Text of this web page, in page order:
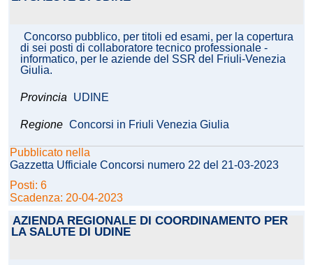
Concorso pubblico, per titoli ed esami, per la copertura
di sei posti di collaboratore tecnico professionale -
informatico, per le aziende del SSR del Friuli-Venezia
Giulia.
Provincia UDINE
Regione Concorsi in Friuli Venezia Giulia
Pubblicato nella
Gazzetta Ufficiale Concorsi numero 22 del 21-03-2023
Posti: 6
Scadenza: 20-04-2023
AZIENDA REGIONALE DI COORDINAMENTO PER
LA SALUTE DI UDINE